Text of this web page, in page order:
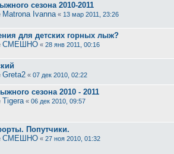
сезона 2010-2011
Matrona Ivanna« 13 мар 2011, 23:26
для детских горных лыж?
СМЕШНО « 28 янв 2011, 00:16
Greta2 « 07 дек 2010, 02:22
сезона 2010 - 2011
Tigera« 06 дек 2010, 09:57
Попутчики.
СМЕШНО « 27 ноя 2010, 01:32